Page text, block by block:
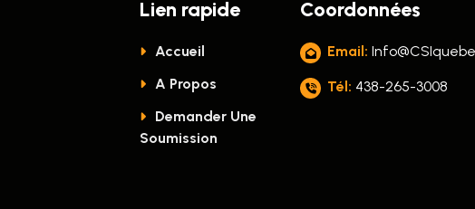
Lien rapide
Accueil
A Propos
Demander Une
Soumission
Coordonnées
Email:
Tél: 438-265-3008